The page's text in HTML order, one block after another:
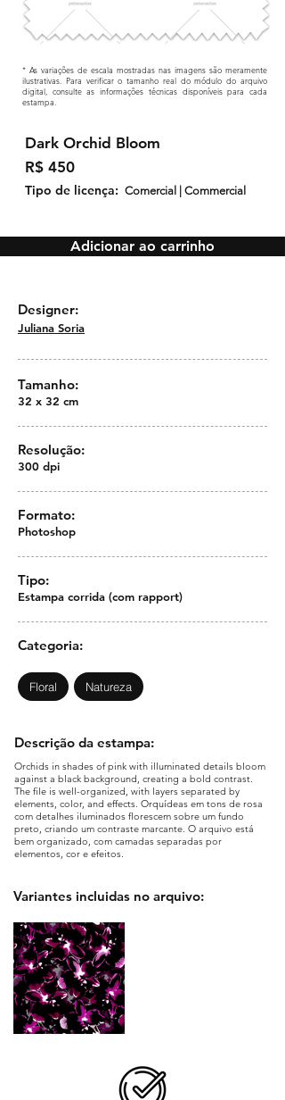
* As variações de escala mostradas nas imagens são meramente
ilustrativas. Para verificar o tamanho real do módulo do arquivo
digital, consulte as informações técnicas disponíveis para cada
estampa.
Dark Orchid Bloom
R$ 450
Tipo de licença: Comercial | Commercial
Adicionar ao carrinho
Designer:
Juliana Soria
Tamanho:
32 x 32 cm
Resolução:
300 dpi
Formato:
Photoshop
Tipo:
Estampa corrida (com rapport)
Categoria:
Floral Natureza
Descrição da estampa:
Orchids in shades of pink with illuminated details bloom
against a black background, creating a bold contrast.
The file is well-organized, with layers separated by
elements, color, and effects. Orquídeas em tons de rosa
com detalhes iluminados florescem sobre um fundo
preto, criando um contraste marcante. O arquivo está
bem organizado, com camadas separadas por
elementos, cor e efeitos.
Variantes incluidas no arquivo: